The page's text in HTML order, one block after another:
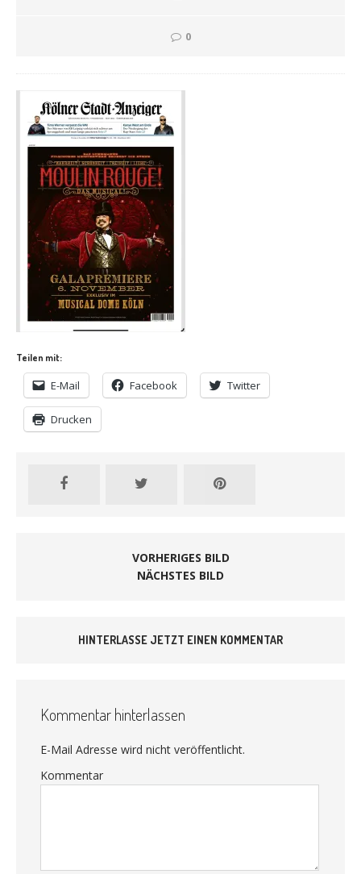
0
Teilen mit:
E-Mail Facebook Twitter
Drucken
VORHERIGES BILD
NÄCHSTES BILD
HINTERLASSE JETZT EINEN KOMMENTAR
Kommentar hinterlassen
E-Mail Adresse wird nicht veröffentlicht.
Kommentar